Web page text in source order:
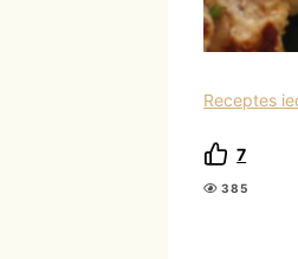
Receptes
7
385